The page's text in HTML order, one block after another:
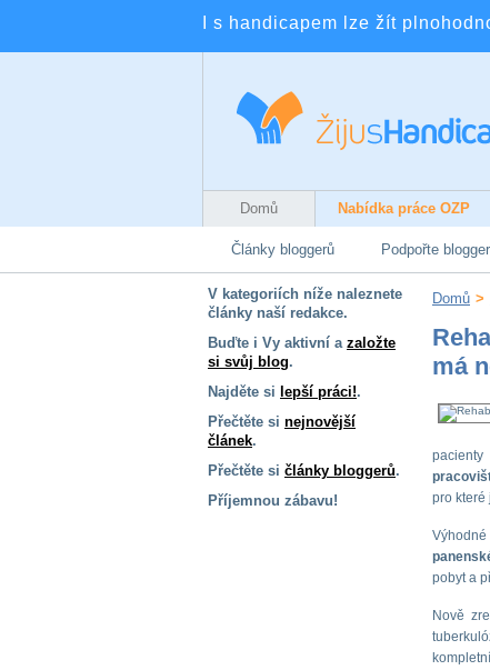
I s handicapem lze žít
Domů Nabídka práce OZP
Články bloggerů Podpořte
V kategoriích níže naleznete
články naší redakce.
Buďte i Vy aktivní a založte
si svůj blog.
Najděte si lepší práci!.
Přečtěte si nejnovější
článek.
Přečtěte si články bloggerů.
Příjemnou zábavu!
Domů >
má
pro které
pobyt a
Nově